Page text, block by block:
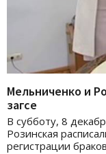
Мельниченко и
загсе
В субботу, 8
Розинская
регистрации